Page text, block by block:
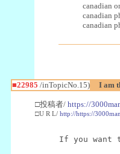
canadian
canadian
canadian
■22985 /inTopicNo.15) I am
□投稿者/ https://
□U R L/ http://https://
If you want